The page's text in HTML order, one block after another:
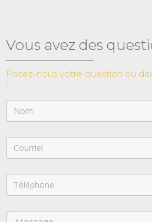
Vous avez des
Posez-nous votre question ou
!